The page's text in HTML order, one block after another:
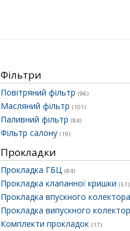
Фільтри
Повітряний фільтр (96)
Масляний фільтр (101)
Паливний фільтр (84)
Фільтр салону (19)
Прокладки
Прокладка ГБЦ (84)
Прокладка клапанної кришки (51)
Прокладка впускного колектора
Прокладка випускного
Комплекти прокладок (17)